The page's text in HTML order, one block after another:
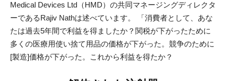
Medical Devices Ltd（HMD）の共同マネージングディレクタ
ーであるRajiv Nathは述べています。 「消費者として、あな
たは過去5年間で利益を得ましたか？関税が下がったために
多くの医療用使い捨て用品の価格が下がった。競争のために
[製造]価格が下がった。これから利益を得たか？